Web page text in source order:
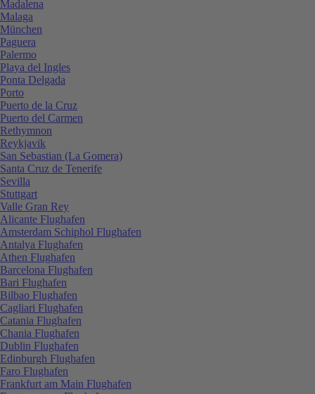
Madalena
Malaga
München
Paguera
Palermo
Playa del Ingles
Ponta Delgada
Porto
Puerto de la Cruz
Puerto del Carmen
Rethymnon
Reykjavik
San Sebastian (La Gomera)
Santa Cruz de Tenerife
Sevilla
Stuttgart
Valle Gran Rey
Alicante Flughafen
Amsterdam Schiphol Flughafen
Antalya Flughafen
Athen Flughafen
Barcelona Flughafen
Bari Flughafen
Bilbao Flughafen
Cagliari Flughafen
Catania Flughafen
Chania Flughafen
Dublin Flughafen
Edinburgh Flughafen
Faro Flughafen
Frankfurt am Main Flughafen